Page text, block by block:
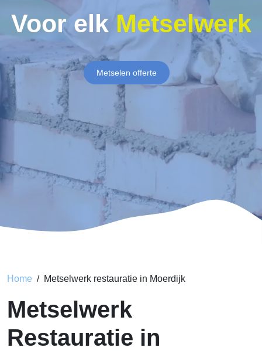
Voor elk Metselwerk
Metselen offerte
Home Metselwerk restauratie in Moerdijk
Metselwerk
Restauratie in